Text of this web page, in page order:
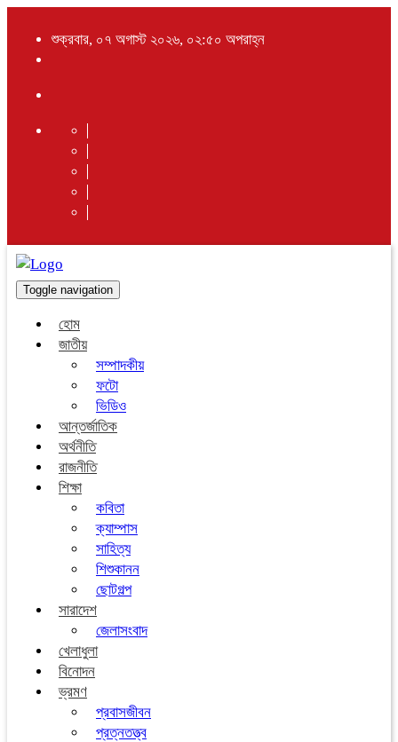
শুক্রবার, ০৭ অগাস্ট ২০২৬, ০২:৫০ অপরাহ্ন
Toggle navigation
হোম
জাতীয়
সম্পাদকীয়
ফটো
ভিডিও
আন্তর্জাতিক
অর্থনীতি
রাজনীতি
শিক্ষা
কবিতা
ক্যাম্পাস
সাহিত্য
শিশুকানন
ছোটগল্প
সারাদেশ
জেলাসংবাদ
খেলাধুলা
বিনোদন
ভ্রমণ
প্রবাসজীবন
প্রত্নতত্ত্ব